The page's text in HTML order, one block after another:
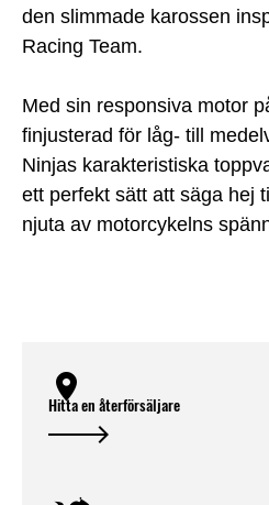
den slimmade karossen
Racing Team.
Med sin responsiva motor
finjusterad för låg- till
Ninjas karakteristiska
ett perfekt sätt att säga hej
njuta av motorcykelns
Hitta en återförsäljare